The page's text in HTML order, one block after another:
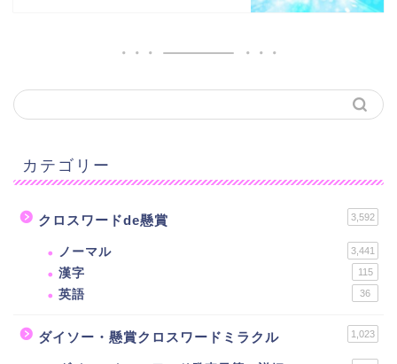
カテゴリー
クロスワードde懸賞 3,592
ノーマル 3,441
漢字 115
英語 36
ダイソー・懸賞クロスワードミラクル 1,023